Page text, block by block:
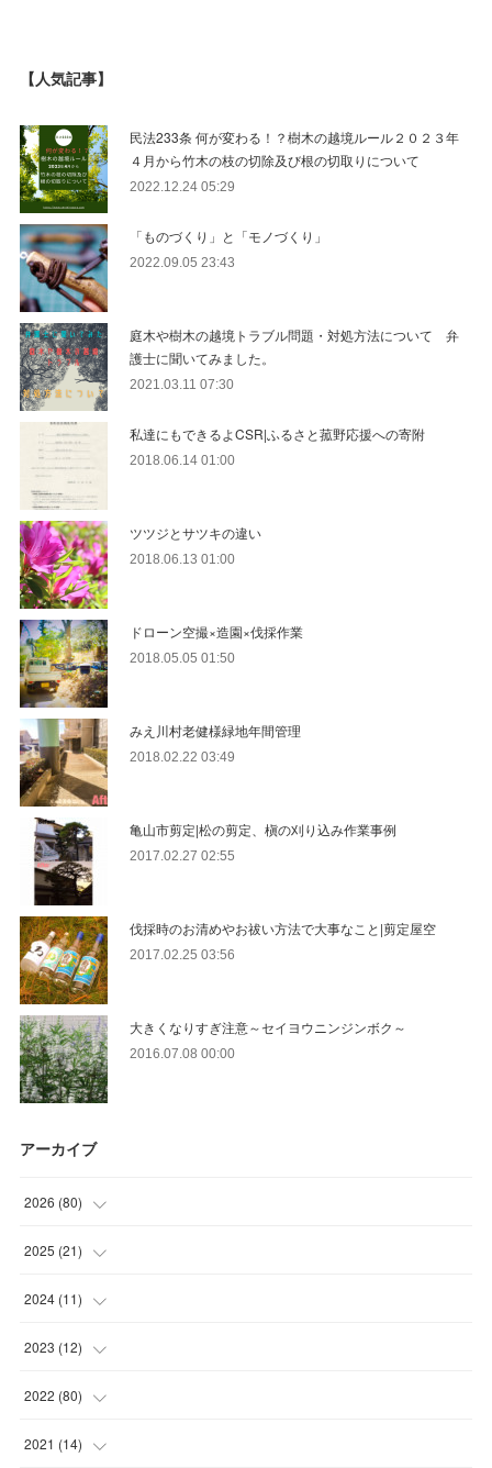
【人気記事】
民法233条 何が変わる！？樹木の越境ルール２０２３年
４月から竹木の枝の切除及び根の切取りについて
2022.12.24 05:29
「ものづくり」と「モノづくり」
2022.09.05 23:43
庭木や樹木の越境トラブル問題・対処方法について 弁
護士に聞いてみました。
2021.03.11 07:30
私達にもできるよCSR|ふるさと菰野応援への寄附
2018.06.14 01:00
ツツジとサツキの違い
2018.06.13 01:00
ドローン空撮×造園×伐採作業
2018.05.05 01:50
みえ川村老健様緑地年間管理
2018.02.22 03:49
亀山市剪定|松の剪定、槇の刈り込み作業事例
2017.02.27 02:55
伐採時のお清めやお祓い方法で大事なこと|剪定屋空
2017.02.25 03:56
大きくなりすぎ注意～セイヨウニンジンボク～
2016.07.08 00:00
アーカイブ
2026 (80)
(11 )
(30 )
(23
(10
2025 (21)
(2
(9
(7
(3
2024 (11)
(1
(5
(5
2023 (12)
(5
(7
2022 (80)
(17 )
2021 (14)